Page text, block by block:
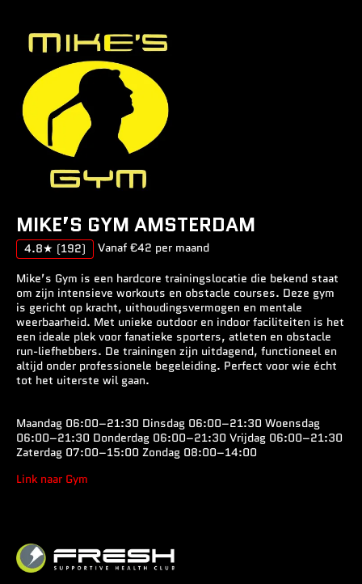
MIKE’S GYM AMSTERDAM
4.8★ (192)
Vanaf €42 per maand
Mike’s Gym is een hardcore trainingslocatie die bekend staat
om zijn intensieve workouts en obstacle courses. Deze gym
is gericht op kracht, uithoudingsvermogen en mentale
weerbaarheid. Met unieke outdoor en indoor faciliteiten is het
een ideale plek voor fanatieke sporters, atleten en obstacle
run-liefhebbers. De trainingen zijn uitdagend, functioneel en
altijd onder professionele begeleiding. Perfect voor wie écht
tot het uiterste wil gaan.
Maandag 06:00–21:30 Dinsdag 06:00–21:30 Woensdag
06:00–21:30 Donderdag 06:00–21:30 Vrijdag 06:00–21:30
Zaterdag 07:00–15:00 Zondag 08:00–14:00
Link naar Gym